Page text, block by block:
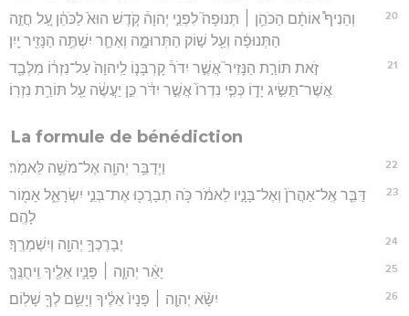
20
וְהֵנִיף֩ אוֹתָ֨ם הַכֹּהֵ֥ן ׀ תְּנוּפָה֮ לִפְנֵ֣י יְהוָה֒ קֹ֤דֶשׁ הוּא֙ לַכֹּהֵ֔ן עַ֚ל חֲזֵ֣ה
הַתְּנוּפָ֔ה וְעַ֖ל שׁ֣וֹק הַתְּרוּמָ֑ה וְאַחַ֛ר יִשְׁתֶּ֥ה הַנָּזִ֖יר יָֽיִן׃
21
זֹ֣את תּוֹרַ֣ת הַנָּזִיר֮ אֲשֶׁ֣ר יִדֹּר֒ קָרְבָּנ֤וֹ לַֽיהוָה֙ עַל־נִזְר֔וֹ מִלְּבַ֖ד
אֲשֶׁר־תַּשִּׂ֣יג יָד֑וֹ כְּפִ֤י נִדְרוֹ֙ אֲשֶׁ֣ר יִדֹּ֔ר כֵּ֣ן יַעֲשֶׂ֔ה עַ֖ל תּוֹרַ֥ת נִזְרֽוֹ׃
La formule de bénédiction
22 וַיְדַבֵּ֥ר יְהוָ֖ה אֶל־מֹשֶׁ֥ה לֵּאמֹֽר׃
23
דַּבֵּ֤ר אֶֽל־אַהֲרֹן֙ וְאֶל־בָּנָ֣יו לֵאמֹ֔ר כֹּ֥ה תְבָרֲכ֖וּ אֶת־בְּנֵ֣י יִשְׂרָאֵ֑ל אָמ֖וֹר
לָהֶֽם׃
24 יְבָרֶכְךָ֥ יְהוָ֖ה וְיִשְׁמְרֶֽךָ׃
25 יָאֵ֨ר יְהוָ֧ה ׀ פָּנָ֛יו אֵלֶ֖יךָ וִֽיחֻנֶּֽךָּ׃
26 יִשָּׂ֨א יְהוָ֤ה ׀ פָּנָיו֙ אֵלֶ֔יךָ וְיָשֵׂ֥ם לְךָ֖ שָׁלֽוֹם׃